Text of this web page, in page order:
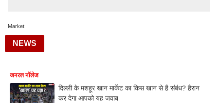
Market
NEWS
जनरल नॉलेज
दिल्ली के मशहूर खान मार्केट का किस खान से है संबंध? हैरान
कर देगा आपको यह जवाब